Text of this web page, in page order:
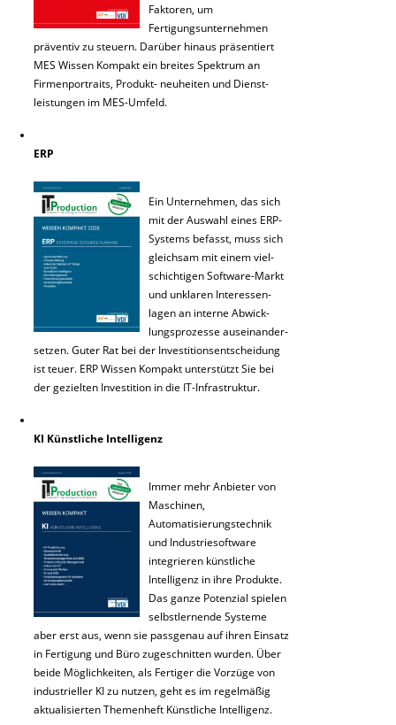
Faktoren, um
Fertigungsunternehmen
präventiv zu steuern. Darüber hinaus präsentiert
MES Wissen Kompakt ein breites Spektrum an
Firmenportraits, Produkt- neuheiten und Dienst-
leistungen im MES-Umfeld.
ERP
Ein Unternehmen, das sich
mit der Auswahl eines ERP-
Systems befasst, muss sich
gleichsam mit einem viel-
schichtigen Software-Markt
und unklaren Interessen-
lagen an interne Abwick-
lungsprozesse auseinander-
setzen. Guter Rat bei der Investitionsentscheidung
ist teuer. ERP Wissen Kompakt unterstützt Sie bei
der gezielten Investition in die IT-Infrastruktur.
KI Künstliche Intelligenz
Immer mehr Anbieter von
Maschinen,
Automatisierungstechnik
und Industriesoftware
integrieren künstliche
Intelligenz in ihre Produkte.
Das ganze Potenzial spielen
selbstlernende Systeme
aber erst aus, wenn sie passgenau auf ihren Einsatz
in Fertigung und Büro zugeschnitten wurden. Über
beide Möglichkeiten, als Fertiger die Vorzüge von
industrieller KI zu nutzen, geht es im regelmäßig
aktualisierten Themenheft Künstliche Intelligenz.